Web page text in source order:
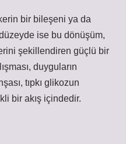
bir bileşeni ya da
ise bu dönüşüm,
şekillendiren güçlü bir
duyguların
tıpkı glikozun
bir akış içindedir.